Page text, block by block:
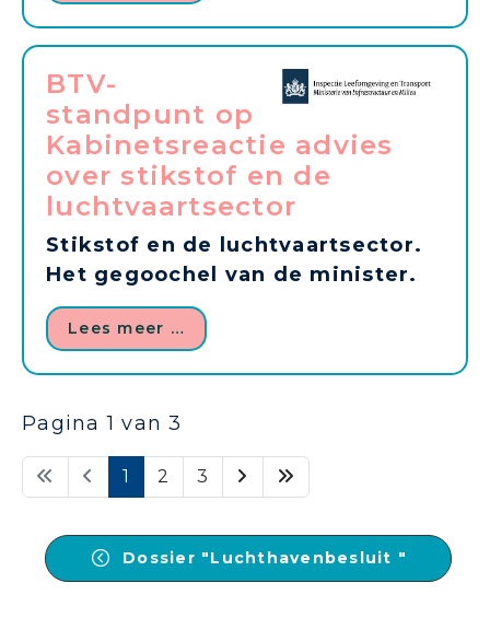
BTV-
standpunt op
Kabinetsreactie advies
over stikstof en de
luchtvaartsector
Stikstof en de luchtvaartsector.
Het gegoochel van de minister.
Lees meer …
Pagina 1 van 3
1 2 3
Dossier "Luchthavenbesluit "